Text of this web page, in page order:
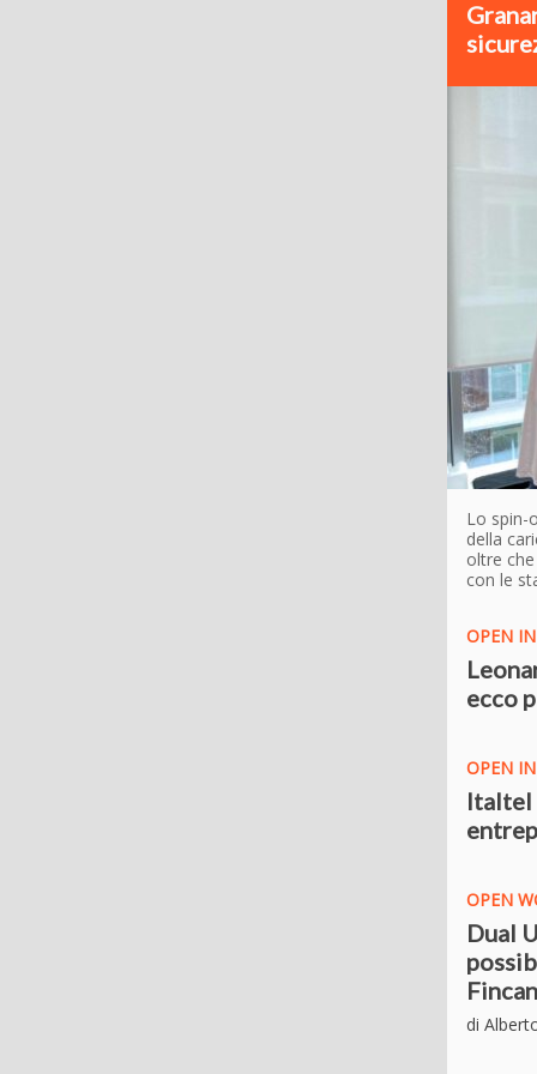
Lo spin-
della
oltre
con le
OPEN
ecco
OPEN
Italtel
OPEN
Dual
di